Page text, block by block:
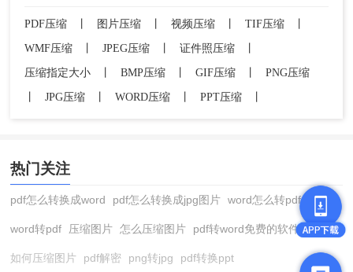
Adobe Acrobat等PDF编辑软件，或者在线PDF编辑
工具，轻松删除需要删除的页面和内容。删除后的
关于pdf文件太大怎么压缩的方法就分享到这里，希
望上述内容对大家有所帮助。
PDF压缩 图片压缩 视频压缩 TIF压缩
WMF压缩
JPEG压缩 证件照压缩
压缩指定大小
BMP压缩 GIF压缩
PNG压缩
JPG压缩 WORD压缩 PPT压缩
热门关注
pdf怎么转换成word pdf怎么转换成jpg图片 word怎么转pdf
word转pdf 压缩图片 怎么压缩图片 pdf转word免费的软件
如何压缩图片 pdf解密 png转jpg pdf转换ppt